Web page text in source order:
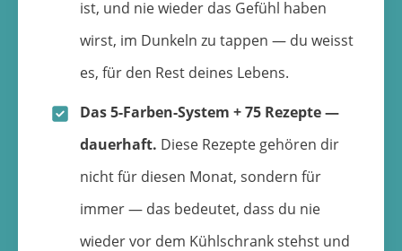
ist, und nie wieder das Gefühl haben
wirst, im Dunkeln zu tappen — du weisst
es, für den Rest deines Lebens.
Das 5-Farben-System + 75 Rezepte —
dauerhaft. Diese Rezepte gehören dir
nicht für diesen Monat, sondern für
immer — das bedeutet, dass du nie
wieder vor dem Kühlschrank stehst und